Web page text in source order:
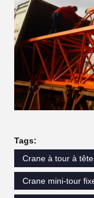
Tags:
Crane à tour à
Crane mini-tour